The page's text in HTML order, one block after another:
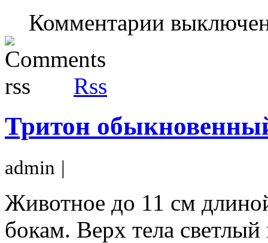
Комментарии
Rss
Тритон
admin |
Животное до 11 см
бокам. Верх тела